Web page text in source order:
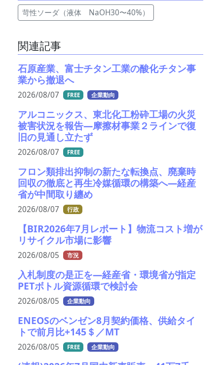
苛性ソーダ（液体 NaOH30〜40%）
関連記事
石原産業、富士チタン工業の酸化チタン事
業から撤退へ
2026/08/07 FREE 企業動向
アルコニックス、東北化工粉砕工場の火災
被害状況を報告―摩擦材事業２ラインで復
旧の見通し立たず
2026/08/07 FREE
フロン類排出抑制の新たな転換点、廃棄時
回収の徹底と再生冷媒循環の構築へ―経産
省が中間取り纏め
2026/08/07 行政
【BIR2026年7月レポート】物流コスト増が
リサイクル市場に影響
2026/08/05 市況
入札制度の是正を—経産省・環境省が指定
PETボトル資源循環で検討会
2026/08/05 企業動向
ENEOSのベンゼン8月契約価格、供給タイ
トで前月比+145＄／MT
2026/08/05 FREE 企業動向